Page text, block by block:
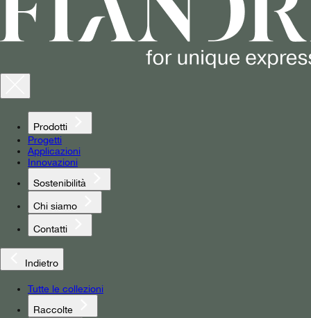
Prodotti
Progetti
Applicazioni
Innovazioni
Sostenibilità
Chi siamo
Contatti
Indietro
Tutte le collezioni
Raccolte